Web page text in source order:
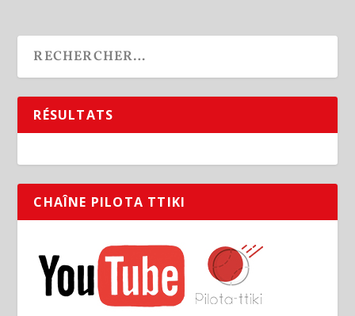
RÉSULTATS
CHAÎNE PILOTA TTIKI